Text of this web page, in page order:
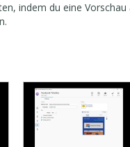
indem du eine